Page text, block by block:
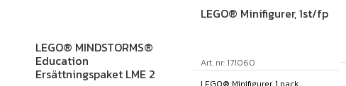
LEGO® MINDSTORMS®
Education
Ersättningspaket LME 2
LEGO® Minifigurer, 1st/fp
Art. nr: 171060